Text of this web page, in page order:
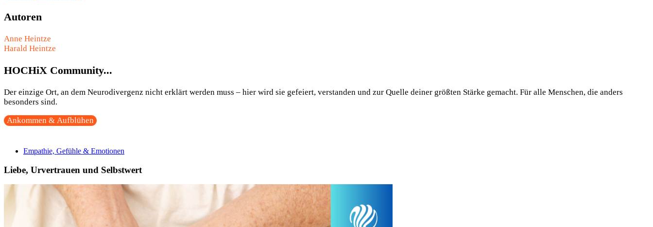
Autoren
Anne Heintze
Harald Heintze
HOCHiX Community...
Der einzige Ort, an dem Neurodivergenz nicht erklärt werden muss – hier wird sie gefeiert, verstanden und zur Quelle deiner größten Stärke gemacht. Für alle Menschen, die anders
besonders sind.
Ankommen & Aufblühen
Empathie, Gefühle & Emotionen
Liebe, Urvertrauen und Selbstwert